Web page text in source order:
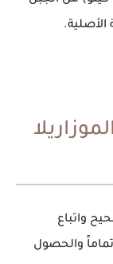
الأصلية.
واتباع
والحصول